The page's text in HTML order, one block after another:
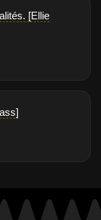
[Ellie